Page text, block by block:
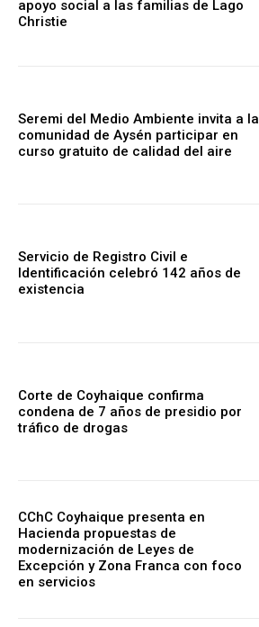
apoyo social a las familias de Lago
Christie
Seremi del Medio Ambiente invita a la
comunidad de Aysén participar en
curso gratuito de calidad del aire
Servicio de Registro Civil e
Identificación celebró 142 años de
existencia
Corte de Coyhaique confirma
condena de 7 años de presidio por
tráfico de drogas
CChC Coyhaique presenta en
Hacienda propuestas de
modernización de Leyes de
Excepción y Zona Franca con foco
en servicios